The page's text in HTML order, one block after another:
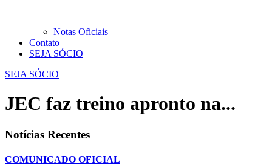
Notas Oficiais
Contato
SEJA SÓCIO
SEJA SÓCIO
JEC faz treino apronto na...
Notícias Recentes
COMUNICADO OFICIAL